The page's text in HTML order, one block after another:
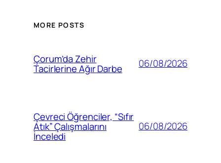
MORE POSTS
Çorum’da Zehir
Tacirlerine Ağır Darbe 06/08/2026
Çevreci Öğrenciler, “Sıfır
Atık” Çalışmalarını
İnceledi
06/08/2026